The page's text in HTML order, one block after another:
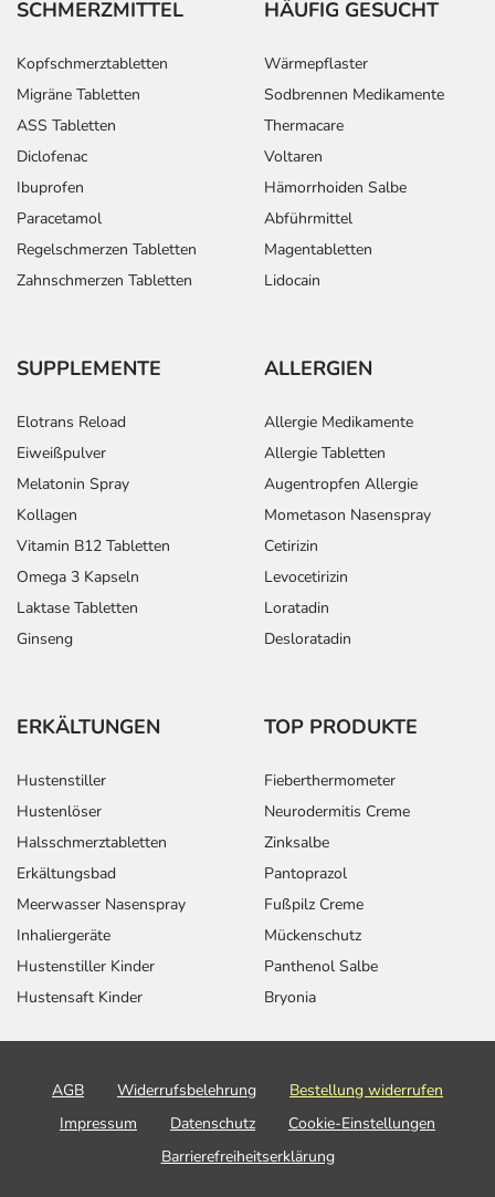
SCHMERZMITTEL
Kopfschmerztabletten
Migräne Tabletten
ASS Tabletten
Diclofenac
Ibuprofen
Paracetamol
Regelschmerzen Tabletten
Zahnschmerzen Tabletten
HÄUFIG GESUCHT
Wärmepflaster
Sodbrennen Medikamente
Thermacare
Voltaren
Hämorrhoiden Salbe
Abführmittel
Magentabletten
Lidocain
SUPPLEMENTE
Elotrans Reload
Eiweißpulver
Melatonin Spray
Kollagen
Vitamin B12 Tabletten
Omega 3 Kapseln
Laktase Tabletten
Ginseng
ALLERGIEN
Allergie Medikamente
Allergie Tabletten
Augentropfen Allergie
Mometason Nasenspray
Cetirizin
Levocetirizin
Loratadin
Desloratadin
ERKÄLTUNGEN
Hustenstiller
Hustenlöser
Halsschmerztabletten
Erkältungsbad
Meerwasser Nasenspray
Inhaliergeräte
Hustenstiller Kinder
Hustensaft Kinder
TOP PRODUKTE
Fieberthermometer
Neurodermitis Creme
Zinksalbe
Pantoprazol
Fußpilz Creme
Mückenschutz
Panthenol Salbe
Bryonia
AGB Widerrufsbelehrung
Bestellung widerrufen
Impressum
Datenschutz
Cookie-Einstellungen
Barrierefreiheitserklärung